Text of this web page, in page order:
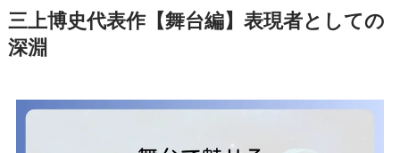
三上博史代表作【舞台編】表現者としての
深淵